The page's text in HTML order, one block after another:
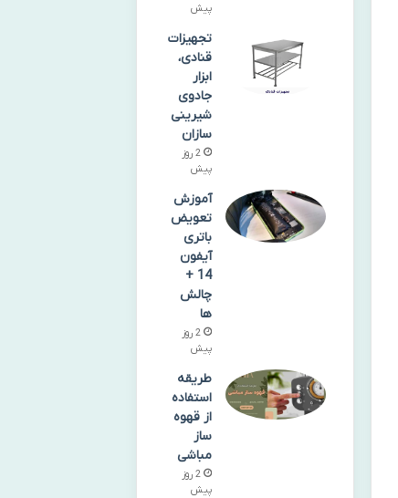
پیش
تجهیزات
قنادی،
ابزار
جادوی
شیرینی‌
سازان
2 روز
پیش
آموزش
تعویض
باتری
آیفون
14 +
چالش
ها
2 روز
پیش
طریقه
استفاده
از قهوه
ساز
مباشی
2 روز
پیش